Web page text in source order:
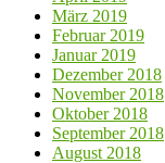
März 2019
Februar 2019
Januar 2019
Dezember 2018
November 2018
Oktober 2018
September 2018
August 2018